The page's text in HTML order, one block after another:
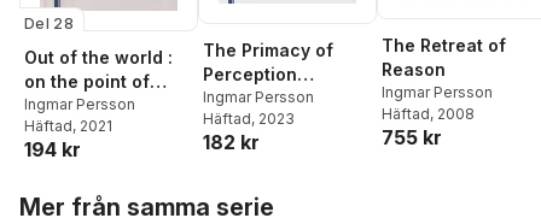
Del 28
Out of the world :
on the point of
doing philosophy
Ingmar Persson
Häftad, 2021
194 kr
The Primacy of
Perception
Revisited
Ingmar Persson
Häftad, 2023
182 kr
The Retreat of
Reason
Ingmar Persson
Häftad, 2008
755 kr
Mer från samma serie